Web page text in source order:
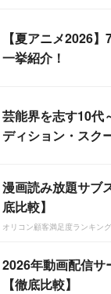
【夏アニメ2026
一挙紹介！
芸能界を志す10
ディション・スク
漫画読み放題サブ
底比較】
オリコン顧客満足度ランキング
2026年動画配信サ
【徹底比較】